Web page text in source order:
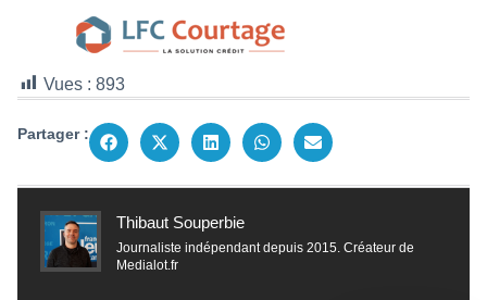
Vues : 893
Partager :
Thibaut Souperbie
Journaliste indépendant depuis 2015. Créateur de
Medialot.fr